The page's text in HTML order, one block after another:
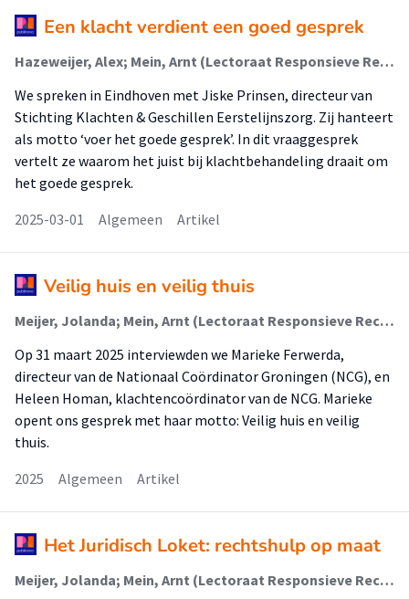
Een klacht verdient een goed gesprek
Hazeweijer, Alex; Mein, Arnt (Lectoraat Responsieve Rechtspraktijk)
We spreken in Eindhoven met Jiske Prinsen, directeur van
Stichting Klachten & Geschillen Eerstelijnszorg. Zij hanteert
als motto ‘voer het goede gesprek’. In dit vraaggesprek
vertelt ze waarom het juist bij klachtbehandeling draait om
het goede gesprek.
2025-03-01
Algemeen Artikel
Veilig huis en veilig thuis
Meijer, Jolanda; Mein, Arnt (Lectoraat Responsieve Rechtspraktijk)
Op 31 maart 2025 interviewden we Marieke Ferwerda,
directeur van de Nationaal Coördinator Groningen (NCG), en
Heleen Homan, klachtencoördinator van de NCG. Marieke
opent ons gesprek met haar motto: Veilig huis en veilig
thuis.
2025
Algemeen Artikel
Het Juridisch Loket: rechtshulp op maat
Meijer, Jolanda; Mein, Arnt (Lectoraat Responsieve Rechtspraktijk)